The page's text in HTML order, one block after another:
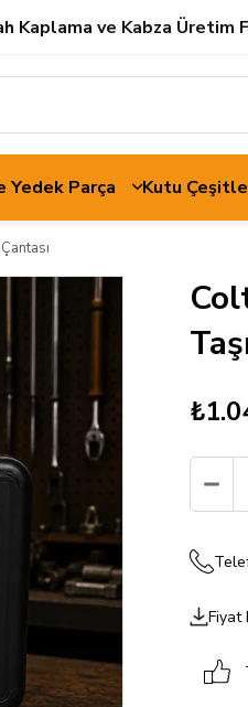
Kaplama ve Kabza Üretim
Yedek Parça Kutu
Fiyat